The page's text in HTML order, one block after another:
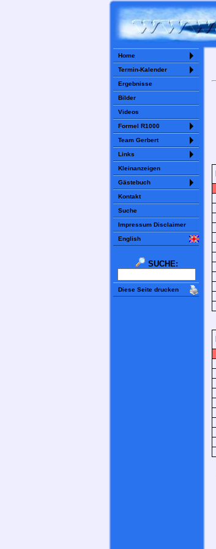
Home
Termin-Kalender
Ergebnisse
Bilder
Videos
Formel R1000
Team Gerbert
Links
Kleinanzeigen
Gästebuch
Kontakt
Suche
Impressum Disclaimer
English
SUCHE:
Diese Seite drucken